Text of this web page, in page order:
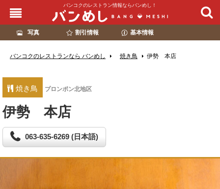
バンコクのレストラン情報ならバンめし！
写真 割引情報 基本情報
バンコクのレストランなら バンめし 焼き鳥 伊勢 本店
焼き鳥 プロンポン北地区
伊勢 本店
063-635-6269 (日本語)